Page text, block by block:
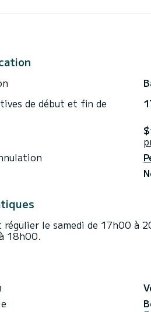
Dancer possède 2
d'une Grand voile lattée et
USB, Douche de pont,
contacter pour toute
de début et fin de
régulier le samedi de 17h00 à
18h00.